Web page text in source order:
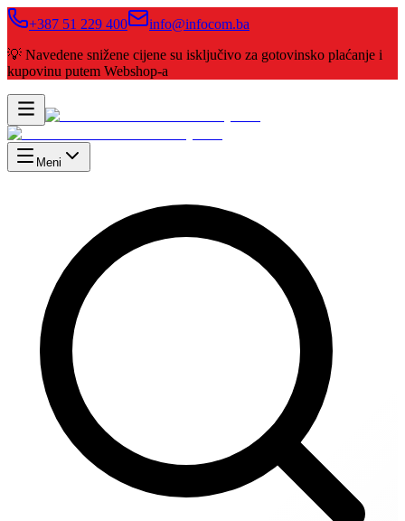
+387 51 229 400
info@infocom.ba
💡 Navedene snižene cijene su isključivo za gotovinsko plaćanje i
kupovinu putem Webshop-a
Meni